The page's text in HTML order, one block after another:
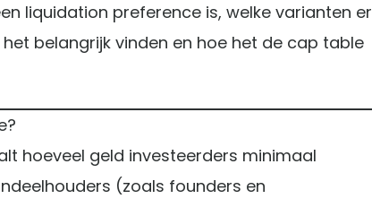
liquidation preference is, welke varianten er
belangrijk vinden en hoe het de cap table
hoeveel geld investeerders minimaal
(zoals founders en